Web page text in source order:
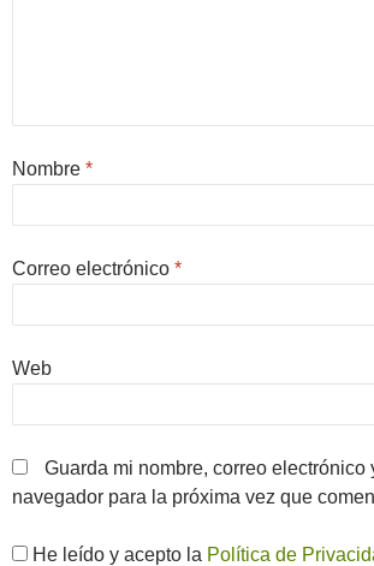
Nombre *
Correo electrónico *
Web
Guarda mi nombre, correo electrónico
navegador para la próxima vez que
He leído y acepto la Política de